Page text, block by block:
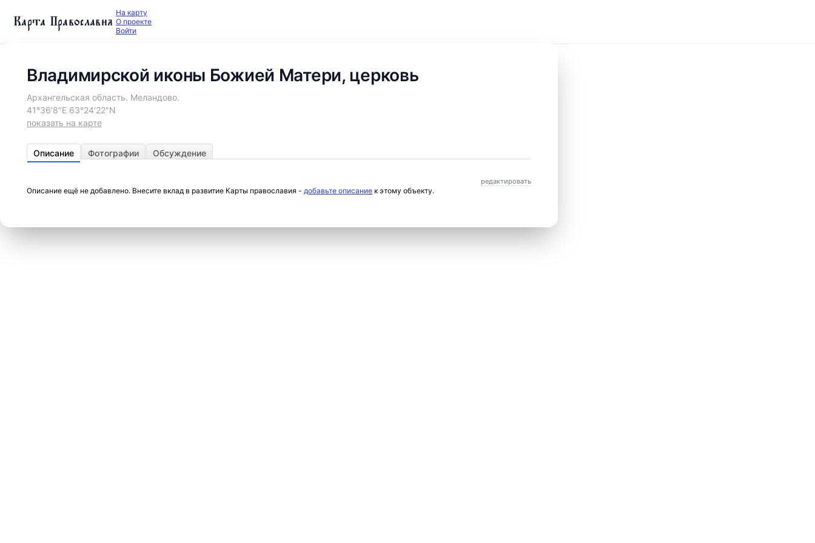
Карта Православия На карту
О проекте
Войти
Владимирской иконы Божией Матери, церковь
Архангельская область. Меландово.
41°36′8″E 63°24′22″N
показать на карте
Описание Фотографии Обсуждение
редактировать
Описание ещё не добавлено. Внесите вклад в развитие Карты православия - добавьте описание к этому объекту.